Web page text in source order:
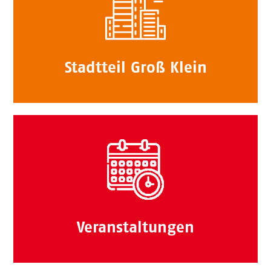
Stadtteil Groß Klein
Veranstaltungen